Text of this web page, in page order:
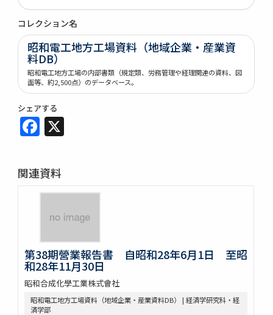
コレクション名
昭和電工地方工場資料（地域企業・産業資
料DB）
昭和電工地方工場の内部書類（規定類、労務管理や経理関連の資料、図
面等、約2,500点）のデータベース。
シェアする
Facebook
関連資料
第38期營業報告書 自昭和28年6月1日 至昭
和28年11月30日
昭和合成化學工業株式會社
昭和電工地方工場資料（地域企業・産業資料DB） | 経済学研究科・経
済学部